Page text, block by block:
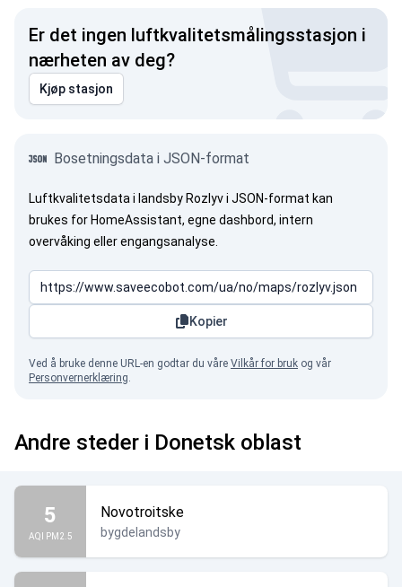
Er det ingen luftkvalitetsmålingsstasjon i
nærheten av deg?
Kjøp stasjon
Bosetningsdata i JSON-format
Luftkvalitetsdata i landsby Rozlyv i JSON-format kan
brukes for HomeAssistant, egne dashbord, intern
overvåking eller engangsanalyse.
Kopier
Ved å bruke denne URL-en godtar du våre Vilkår for bruk og vår
Personvernerklæring.
Andre steder i Donetsk oblast
5
AQI PM2.5
Novotroitske
bygdelandsby